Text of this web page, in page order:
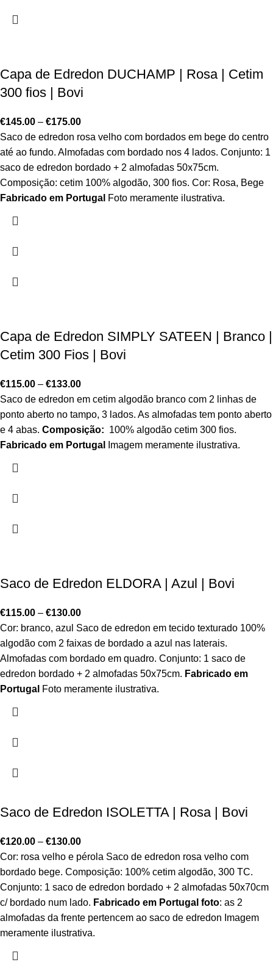
Capa de Edredon DUCHAMP | Rosa | Cetim
300 fios | Bovi
€145.00 – €175.00
Saco de edredon rosa velho com bordados em bege do centro
até ao fundo. Almofadas com bordado nos 4 lados. Conjunto: 1
saco de edredon bordado + 2 almofadas 50x75cm.
Composição: cetim 100% algodão, 300 fios. Cor: Rosa, Bege
Fabricado em Portugal Foto meramente ilustrativa.
Capa de Edredon SIMPLY SATEEN | Branco |
Cetim 300 Fios | Bovi
€115.00 – €133.00
Saco de edredon em cetim algodão branco com 2 linhas de
ponto aberto no tampo, 3 lados. As almofadas tem ponto aberto
e 4 abas. Composição: 100% algodão cetim 300 fios.
Fabricado em Portugal
Imagem meramente ilustrativa.
Saco de Edredon ELDORA | Azul | Bovi
€115.00 – €130.00
Cor: branco, azul Saco de edredon em tecido texturado 100%
algodão com 2 faixas de bordado a azul nas laterais.
Almofadas com bordado em quadro. Conjunto: 1 saco de
edredon bordado + 2 almofadas 50x75cm. Fabricado em
Portugal Foto meramente ilustrativa.
Saco de Edredon ISOLETTA | Rosa | Bovi
€120.00 – €130.00
Cor: rosa velho e pérola Saco de edredon rosa velho com
bordado bege. Composição: 100% cetim algodão, 300 TC.
Conjunto: 1 saco de edredon bordado + 2 almofadas 50x70cm
c/ bordado num lado. Fabricado em Portugal foto: as 2
almofadas da frente pertencem ao saco de edredon Imagem
meramente ilustrativa.